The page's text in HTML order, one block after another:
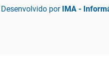
Desenvolvido por IMA -